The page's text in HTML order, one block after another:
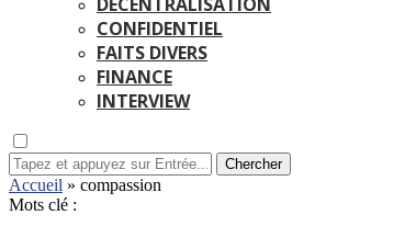
CONFIDENTIEL
FAITS DIVERS
FINANCE
INTERVIEW
Chercher
Accueil » compassion
Mots clé :